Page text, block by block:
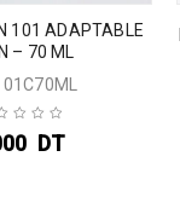
101 ADAPTABLE
– 70 ML
DT